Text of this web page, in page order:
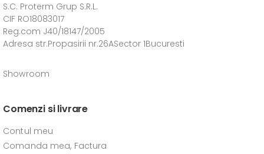
S.C. Proterm Grup S.R.L.
CIF RO18083017
Reg.com J40/18147/2005
Adresa str.Propasirii nr.26ASector 1Bucuresti
Showroom
Comenzi si livrare
Contul meu
Comanda mea, Factura